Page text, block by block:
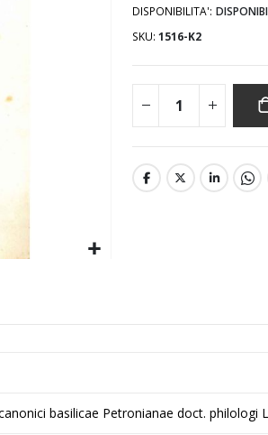
DISPONIBILITA':
SKU 1516-K2
basilicae Petronianae doct. philologi